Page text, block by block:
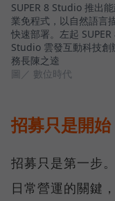
SUPER 8 Studio 推出
業免程式，以自然語言
快速部署。左起
Studio 雲發互動科技創
務長陳之逵
圖／ 數位時代
招募只是開
招募只是第一步
日常營運的關鍵